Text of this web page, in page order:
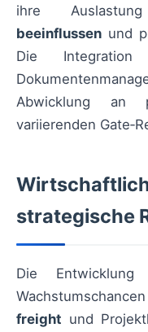
ihre
beeinflussen und
Die Integration
Abwicklung an
variierenden
strategische
Die
freight und